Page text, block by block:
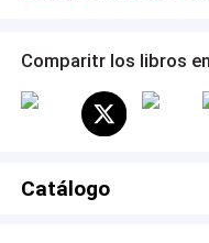
Comparitr los libros
Catálogo